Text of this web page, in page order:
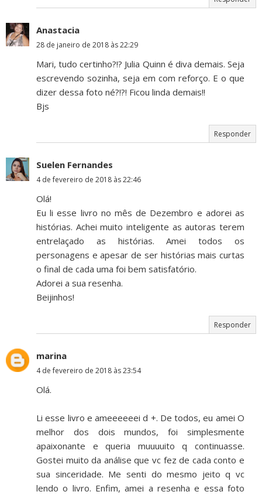
Anastacia
28 de janeiro de 2018 às 22:29
Mari, tudo certinho?!? Julia Quinn é diva demais. Seja
escrevendo sozinha, seja em com reforço. E o que
dizer dessa foto né?!?! Ficou linda demais!!
Bjs
Responder
Suelen Fernandes
4 de fevereiro de 2018 às 22:46
Olá!
Eu li esse livro no mês de Dezembro e adorei as
histórias. Achei muito inteligente as autoras terem
entrelaçado as histórias. Amei todos os
personagens e apesar de ser histórias mais curtas
o final de cada uma foi bem satisfatório.
Adorei a sua resenha.
Beijinhos!
Responder
marina
4 de fevereiro de 2018 às 23:54
Olá.
Li esse livro e ameeeeeei d +. De todos, eu amei O
melhor dos dois mundos, foi simplesmente
apaixonante e queria muuuuito q continuasse.
Gostei muito da análise que vc fez de cada conto e
sua sinceridade. Me senti do mesmo jeito q vc
lendo o livro. Enfim, amei a resenha e essa foto